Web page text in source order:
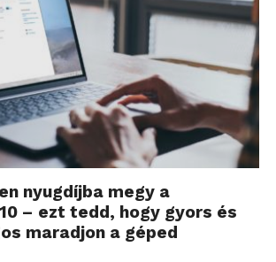
nyugdíjba megy a
– ezt tedd, hogy gyors és
maradjon a géped